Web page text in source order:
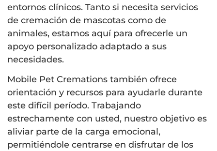
entornos clínicos. Tanto si necesita servicios
de cremación de mascotas como de
animales, estamos aquí para ofrecerle un
apoyo personalizado adaptado a sus
necesidades.
Mobile Pet Cremations también ofrece
orientación y recursos para ayudarle durante
este difícil período. Trabajando
estrechamente con usted, nuestro objetivo es
aliviar parte de la carga emocional,
permitiéndole centrarse en disfrutar de los